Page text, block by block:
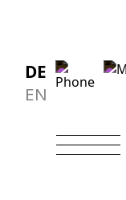
DE
EN